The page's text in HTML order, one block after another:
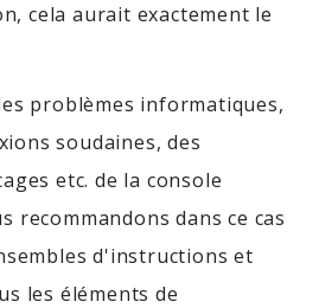
cela aurait exactement le
problèmes informatiques,
soudaines, des
etc. de la console
recommandons dans ce cas
d'instructions et
les éléments de